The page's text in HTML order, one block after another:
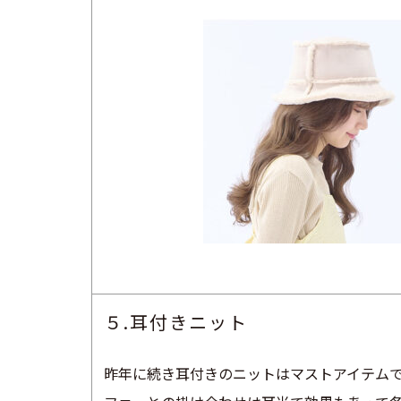
５.耳付きニット
昨年に続き耳付きのニットはマストアイテム